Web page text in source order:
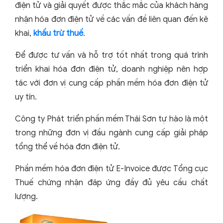
điện tử và giải quyết được thắc mắc của khách hàng
nhận hóa đơn điện tử về các vấn đề liên quan đến kê
khai, khấu trừ thuế.
Để được tư vấn và hỗ trợ tốt nhất trong quá trình
triển khai hóa đơn điện tử, doanh nghiệp nên hợp
tác với đơn vị cung cấp phần mềm hóa đơn điện tử
uy tín.
Công ty Phát triển phần mềm Thái Sơn tự hào là một
trong những đơn vị đầu ngành cung cấp giải pháp
tổng thể về hóa đơn điện tử.
Phần mềm hóa đơn điện tử E-Invoice được Tổng cục
Thuế chứng nhận đáp ứng đầy đủ yêu cầu chất
lượng.